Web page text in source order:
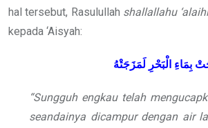
hal tersebut, Rasulullah shallallahu
kepada ‘Aisyah:
بِمَاءِ الْبَحْرِ لَمَزَجَتْهُ
“Sungguh engkau telah
seandainya dicampur dengan air